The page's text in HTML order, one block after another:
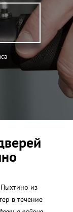
из
в течение